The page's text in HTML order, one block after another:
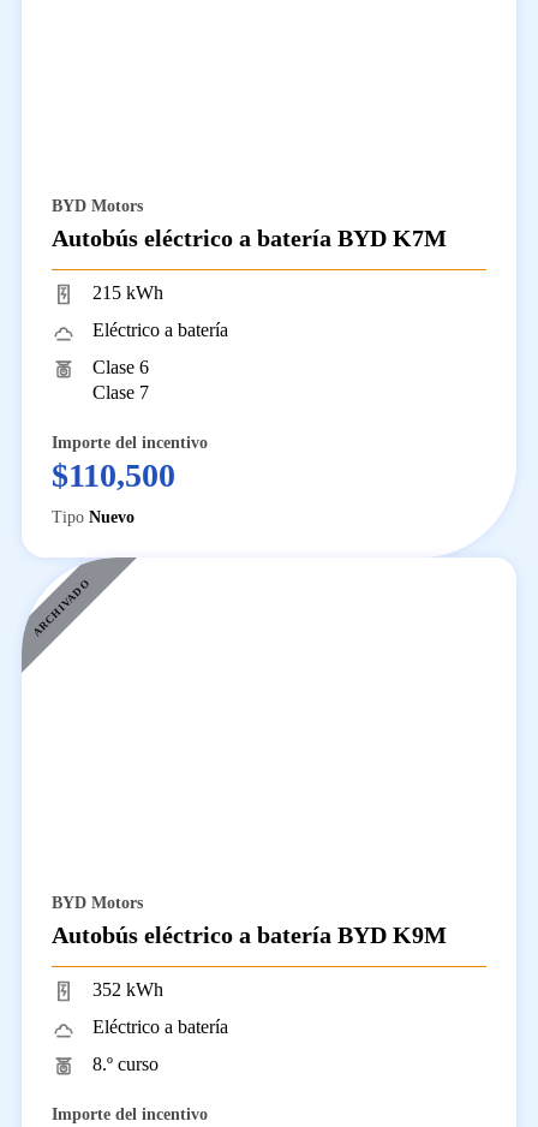
BYD Motors
Autobús eléctrico a batería BYD K7M
215 kWh
Eléctrico a batería
Clase 6
Clase 7
Importe del incentivo
$110,500
Tipo Nuevo
ARCHIVADO
BYD Motors
Autobús eléctrico a batería BYD K9M
352 kWh
Eléctrico a batería
8.º curso
Importe del incentivo